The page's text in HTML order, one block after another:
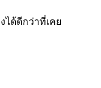
ด้ดีกว่าที่เคย